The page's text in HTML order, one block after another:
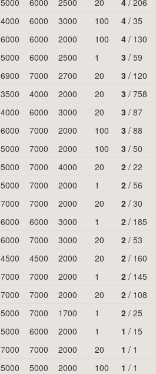
5000 6000 2500 20 4 / 206
4000 6000 3000 100 4 / 35
6000 6000 2000 100 4 / 130
5000 6000 2500 1 3 / 59
6900 7000 2700 20 3 / 120
3500 4000 2000 20 3 / 758
4000 6000 3000 20 3 / 87
6000 7000 2000 100 3 / 88
5000 7000 2000 100 3 / 50
5000 7000 4000 20 2 / 22
5000 7000 2000 1 2 / 56
7000 7000 2000 20 2 / 30
6000 6000 3000 1 2 / 185
6000 7000 3000 20 2 / 53
4500 4500 2000 20 2 / 160
7000 7000 2000 1 2 / 145
7000 7000 2000 20 2 / 108
5000 7000 1700 1 2 / 25
5000 6000 2000 1 1 / 15
7000 7000 2000 20 1 / 1
5000 5000 2000 100 1 / 1